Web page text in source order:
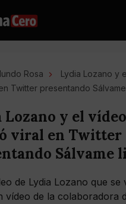
Rosa
Lydia Lozano y
Twitter presentando
Lozano y el
viral en Twitter
Sálvame
de Lydia Lozano que se
vídeo de la colaboradora